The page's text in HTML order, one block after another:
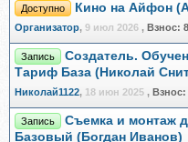
Доступно Кино на Айфон
Организатор, 9 июл 2026 , Взнос:
Запись
Создатель.
Тариф База (Николай
Николай1122, 18 июн 2025 , Взнос:
Запись
Съемка и монтаж
Базовый (Богдан Иванов)